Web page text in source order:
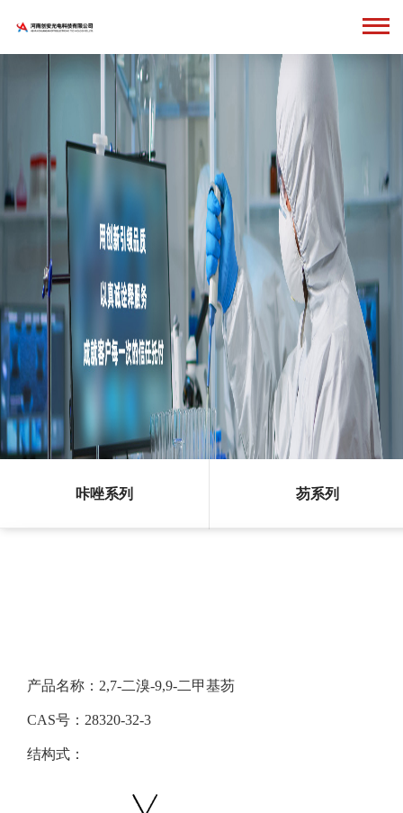
咔唑系列 芴系列
产品名称：2,7-二溴-9,9-二甲基芴
CAS号：28320-32-3
结构式：